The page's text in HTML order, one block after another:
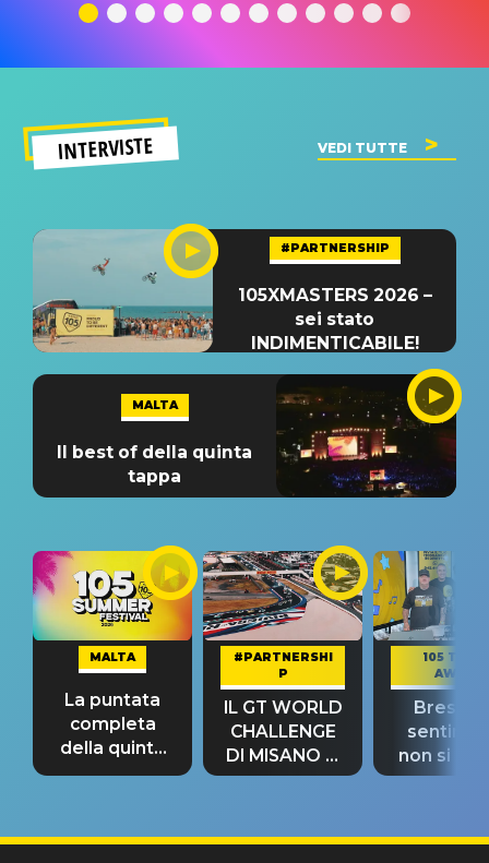
significato
del singolo
INTERVISTE VEDI TUTTE
#PARTNERSHIP
105XMASTERS 2026 –
sei stato
INDIMENTICABILE!
MALTA
Il best of della quinta
tappa
MALTA
La puntata
completa
della quinta
tappa
#PARTNERSHI
P
IL GT WORLD
CHALLENGE
DI MISANO si
riconferma
105 TAKE
AWAY
Bresh:
non si
fino alla